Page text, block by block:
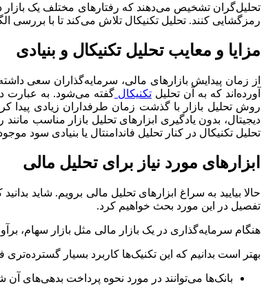
تحلیل‌گران تشخیص می‌دهند که رفتارهای مختلف یک بازار
رمزگشایی کنند. تحلیل تکنیکال تلاش می‌کند تا با بررسی
مزایا و معایب تحلیل تکنیکال و بنیادی
از زمان پیدایش بازارهای مالی، سرمایه‌گذاران سعی
آورده‌اند که به آن تحلیل تکنیکال گفته می‌شود. به عبارت
روش تحلیل بازار با گذشت زمان طرفداران زیادی پیدا
دیجیتال، بدون یادگیری ابزارهای تحلیل بازار مناسب
تحلیل تکنیکال در کنار تحلیل فاندامنتال یا بنیادی سود
ابزارهای مورد نیاز برای تحلیل مالی
حالا بیایید به سراغ ابزارهای تحلیل مالی برویم. شاید
تفصیل در این مورد بحث خواهیم کرد.
هنگام سرمایه‌گذاری در یک بازار مالی مثل بازار سهام،
بهتر است بدانیم که این تکنیک‌ها کاربرد بسیار گسترده‌تری
بانک‌ها می‌توانند در مورد نحوه پرداخت بدهی‌های